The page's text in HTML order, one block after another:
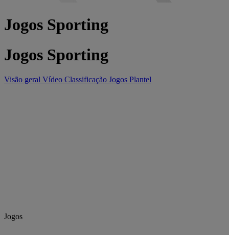
Jogos Sporting
Jogos Sporting
Visão geral Vídeo Classificação Jogos Plantel
Jogos